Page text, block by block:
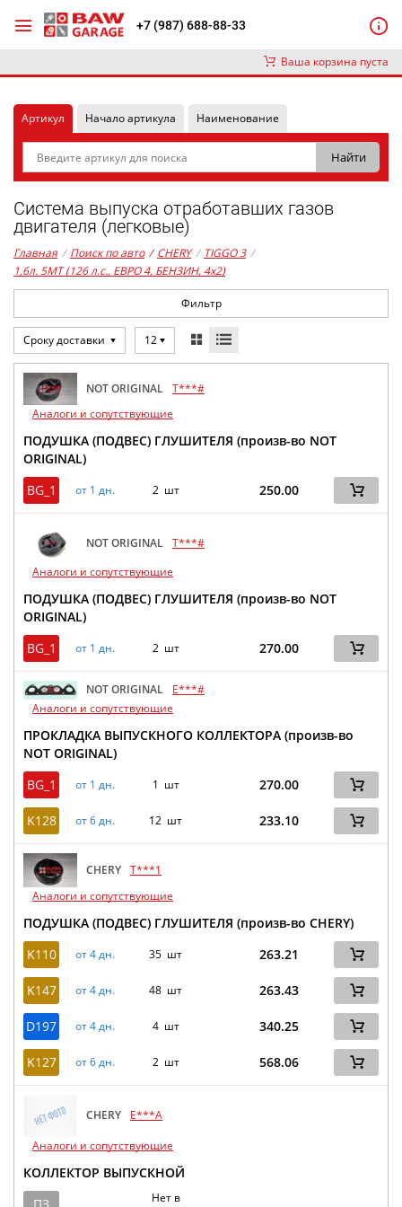
+7 (987) 688-88-33
Ваша корзина пуста
Артикул Начало артикула Наименование
Система выпуска отработавших газов
двигателя (легковые)
Главная / Поиск по авто / CHERY / TIGGO 3 /
1,6л. 5MT (126 л.с., ЕВРО 4, БЕНЗИН, 4x2)
Фильтр
Сроку доставки 12
NOT ORIGINAL T***#
Аналоги и сопутствующие
ПОДУШКА (ПОДВЕС) ГЛУШИТЕЛЯ (произв-во NOT
ORIGINAL)
BG_1
от 1 дн. 2 шт 250.00
NOT ORIGINAL T***#
Аналоги и сопутствующие
ПОДУШКА (ПОДВЕС) ГЛУШИТЕЛЯ (произв-во NOT
ORIGINAL)
BG_1
от 1 дн. 2 шт 270.00
NOT ORIGINAL
E***#
Аналоги и сопутствующие
ПРОКЛАДКА ВЫПУСКНОГО КОЛЛЕКТОРА (произв-во
NOT ORIGINAL)
BG_1
от 1 дн. 1 шт 270.00
K128 от 6 дн. 12 шт 233.10
CHERY T***1
Аналоги и сопутствующие
ПОДУШКА (ПОДВЕС) ГЛУШИТЕЛЯ (произв-во CHERY)
K110
от 4 дн. 35 шт 263.21
K147 от 4 дн. 48 шт 263.43
D197 от 4 дн. 4 шт 340.25
K127 от 6 дн. 2 шт 568.06
CHERY
E***A
Аналоги и сопутствующие
КОЛЛЕКТОР ВЫПУСКНОЙ
ПЗ
Нет в